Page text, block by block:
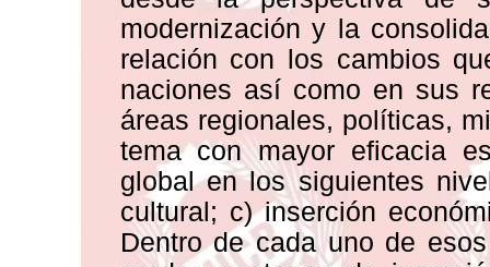
modernización y la
relación con los cambios
naciones así como en sus
áreas regionales, políticas,
tema con mayor eficacia
global en los siguientes
cultural; c) inserción
Dentro de cada uno de